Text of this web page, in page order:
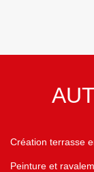
Création terrasse
Peinture et